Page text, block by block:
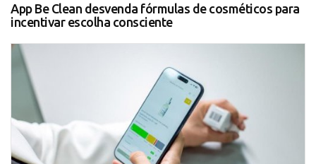
App Be Clean desvenda fórmulas de cosméticos para
incentivar escolha consciente